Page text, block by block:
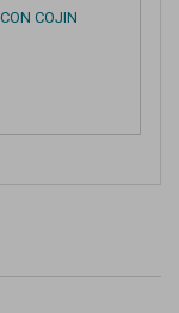
COJIN